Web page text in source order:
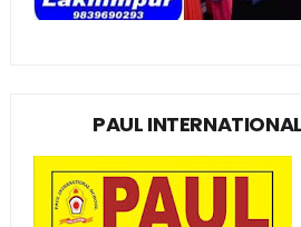
PAUL